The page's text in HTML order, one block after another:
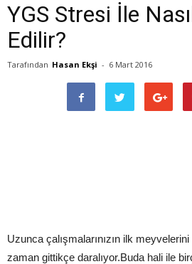
YGS Stresi İle
Edilir?
Tarafından Hasan Ekşi - 6 Mart 2016
Uzunca çalışmalarınızın ilk
zaman gittikçe daralıyor.Buda hali ile